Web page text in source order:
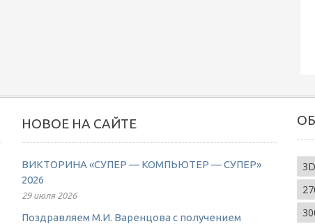
НОВОЕ НА САЙТЕ
ВИКТОРИНА «СУПЕР — КОМПЬЮТЕР — СУПЕР»
2026
29 июля 2026
Поздравляем М.И. Варенцова с получением